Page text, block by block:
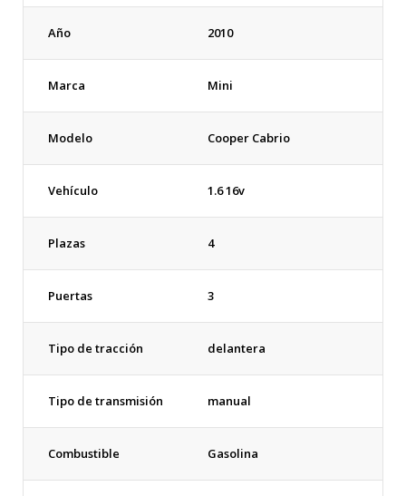
Año 2010
Marca Mini
Modelo Cooper Cabrio
Vehículo 1.6 16v
Plazas 4
Puertas 3
Tipo de tracción delantera
Tipo de transmisión manual
Combustible Gasolina